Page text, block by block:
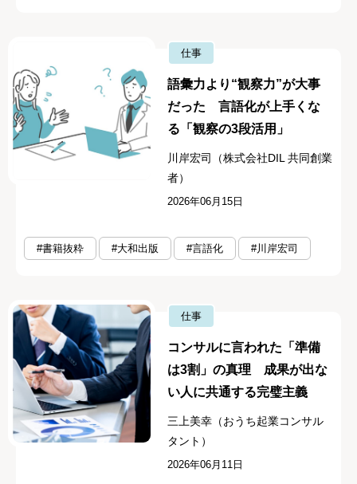
仕事
語彙力より“観察力”が大事
だった 言語化が上手くな
る「観察の3段活用」
川岸宏司（株式会社DIL 共同創業
者）
2026年06月15日
#書籍抜粋 #大和出版 #言語化 #川岸宏司
仕事
コンサルに言われた「準備
は3割」の真理 成果が出な
い人に共通する完璧主義
三上美幸（おうち起業コンサル
タント）
2026年06月11日